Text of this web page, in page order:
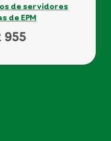
de servidores
de EPM
955